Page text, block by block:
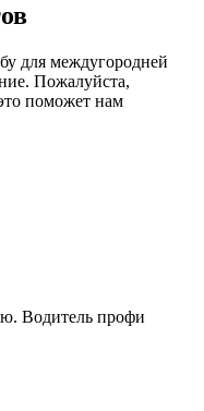
для междугородней
Пожалуйста,
поможет нам
Водитель профи